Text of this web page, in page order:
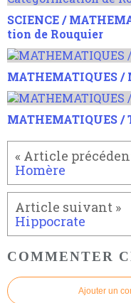
SCIENCE /
tion de Rouquier
MATHEMATIQUES /
MATHEMATIQUES /
Homère
Hippocrate
COMMENTER
Ajouter un